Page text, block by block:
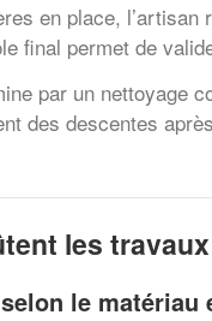
en place,
final permet de
par un nettoyage
des descentes
les
le matériau